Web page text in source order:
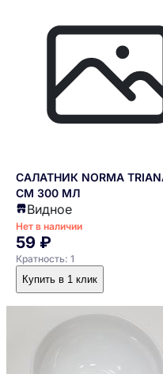
разработана с
Дизайн:
актуальным
первоначальные
Сферы применения
широкое применение в
Общественное
столовые.
Корпоративные
САЛАТНИК NORMA
СМ 300 МЛ
Видное
Нет в наличии
59 ₽
Кратность: 1
Купить в 1 клик